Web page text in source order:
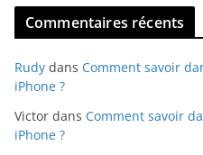
Commentaires récents
Rudy dans Comment savoir
iPhone ?
Victor dans Comment savoir
iPhone ?